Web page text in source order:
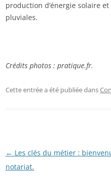
production d’énergie solaire
pluviales.
Crédits photos : pratique.fr.
Cette entrée a été publiée dans
Navigation
des
← Les clés du métier :
notariat.